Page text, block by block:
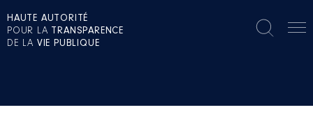
HAUTE AUTORITÉ
POUR LA TRANSPARENCE
DE LA VIE PUBLIQUE